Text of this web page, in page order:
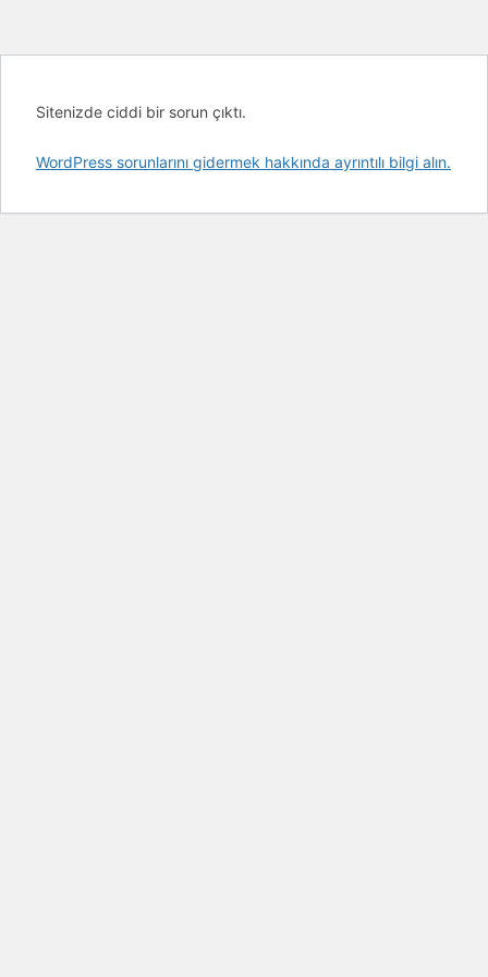
Sitenizde ciddi bir sorun çıktı.
WordPress sorunlarını gidermek hakkında ayrıntılı bilgi alın.